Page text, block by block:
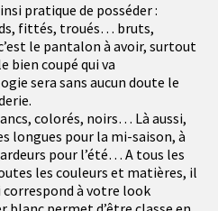
pratique de posséder :
fittés, troués… bruts,
le pantalon à avoir, surtout
bien coupé qui va
sera sans aucun doute le
colorés, noirs… Là aussi,
longues pour la mi-saison, à
pour l’été… A tous les
les couleurs et matières, il
à votre look